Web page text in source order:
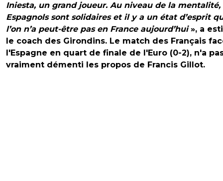
Iniesta, un grand joueur. Au niveau de la mentalité,
Espagnols sont solidaires et il y a un état d’esprit
l’on n’a peut-être pas en France aujourd’hui», a
le coach des Girondins. Le match des Français
l'Espagne en quart de finale de l'Euro (0-2), n'a
vraiment démenti les propos de Francis Gillot.